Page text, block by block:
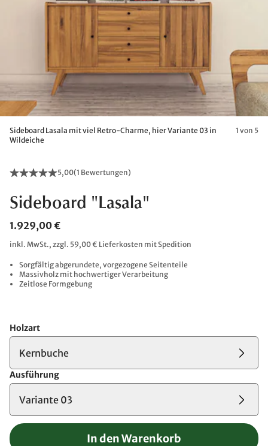
Sideboard Lasala mit viel Retro-Charme, hier Variante 03 in
Wildeiche
1 von 5
5,00(1 Bewertungen)
Sideboard "Lasala"
1.929,00 €
inkl. MwSt., zzgl. 59,00 € Lieferkosten mit Spedition
Sorgfältig abgerundete, vorgezogene Seitenteile
Massivholz mit hochwertiger Verarbeitung
Zeitlose Formgebung
Holzart
Kernbuche
Ausführung
Variante 03
In den Warenkorb